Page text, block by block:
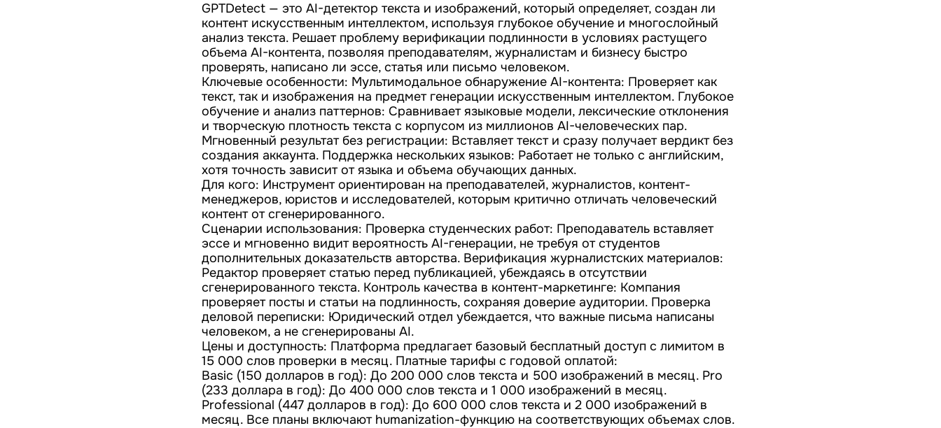
GPTDetect — это AI-детектор текста и изображений, который определяет, создан ли
контент искусственным интеллектом, используя глубокое обучение и многослойный
анализ текста. Решает проблему верификации подлинности в условиях растущего
объема AI-контента, позволяя преподавателям, журналистам и бизнесу быстро
проверять, написано ли эссе, статья или письмо человеком.
Ключевые особенности: Мультимодальное обнаружение AI-контента: Проверяет как
текст, так и изображения на предмет генерации искусственным интеллектом. Глубокое
обучение и анализ паттернов: Сравнивает языковые модели, лексические отклонения
и творческую плотность текста с корпусом из миллионов AI-человеческих пар.
Мгновенный результат без регистрации: Вставляет текст и сразу получает вердикт без
создания аккаунта. Поддержка нескольких языков: Работает не только с английским,
хотя точность зависит от языка и объема обучающих данных.
Для кого: Инструмент ориентирован на преподавателей, журналистов, контент-
менеджеров, юристов и исследователей, которым критично отличать человеческий
контент от сгенерированного.
Сценарии использования: Проверка студенческих работ: Преподаватель вставляет
эссе и мгновенно видит вероятность AI-генерации, не требуя от студентов
дополнительных доказательств авторства. Верификация журналистских материалов:
Редактор проверяет статью перед публикацией, убеждаясь в отсутствии
сгенерированного текста. Контроль качества в контент-маркетинге: Компания
проверяет посты и статьи на подлинность, сохраняя доверие аудитории. Проверка
деловой переписки: Юридический отдел убеждается, что важные письма написаны
человеком, а не сгенерированы AI.
Цены и доступность: Платформа предлагает базовый бесплатный доступ с лимитом в
15 000 слов проверки в месяц. Платные тарифы с годовой оплатой:
Basic (150 долларов в год): До 200 000 слов текста и 500 изображений в месяц. Pro
(233 доллара в год): До 400 000 слов текста и 1 000 изображений в месяц.
Professional (447 долларов в год): До 600 000 слов текста и 2 000 изображений в
месяц. Все планы включают humanization-функцию на соответствующих объемах слов.